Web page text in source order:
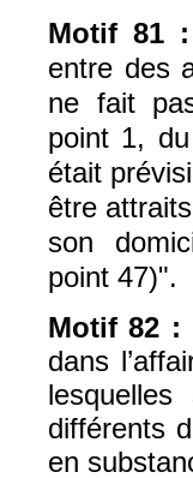
Motif 81 :
entre des
ne fait
point 1,
était
être
son
point 47)".
Motif 82 :
dans
différents
en